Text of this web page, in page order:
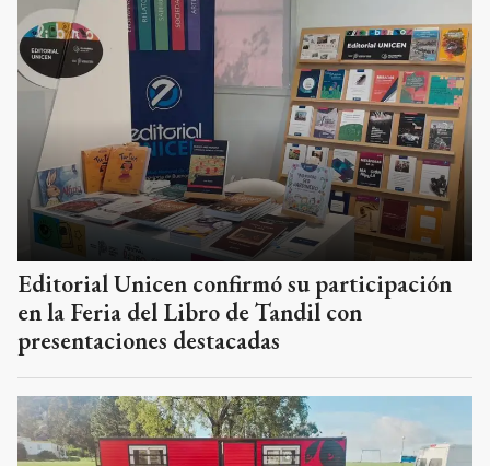
Editorial Unicen confirmó su participación
en la Feria del Libro de Tandil con
presentaciones destacadas